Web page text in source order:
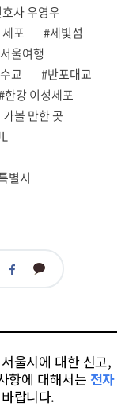
사 우영우
포
#세빛섬
울여행
교
#반포대교
한강 이성세포
볼 만한 곳
별시
페 카
울시에 대한 신고,
항에 대해서는 전자
랍니다.